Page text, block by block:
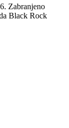
Zabranjeno
Black Rock